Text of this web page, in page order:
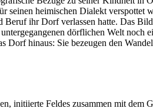
seinen heimischen Dialekt
Beruf ihr Dorf verlassen hatte. Das
dörflichen Welt
hinaus: Sie bezeugen den
initiierte Feldes zusammen mit